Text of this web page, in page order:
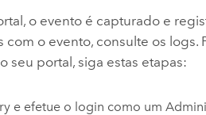
o evento é capturado e
o evento, consulte os logs.
seu portal, siga estas etapas:
e efetue o login como um